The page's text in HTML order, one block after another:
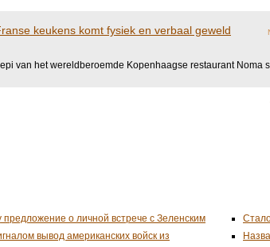
keukens komt fysiek en verbaal geweld
van het wereldberoemde Kopenhaagse restaurant Noma
о личной встрече с Зеленским
вывод американских войск из